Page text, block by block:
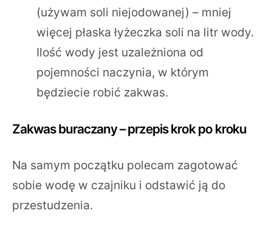
(używam soli niejodowanej) – mniej
więcej płaska łyżeczka soli na litr wody.
Ilość wody jest uzależniona od
pojemności naczynia, w którym
będziecie robić zakwas.
Zakwas buraczany – przepis krok po kroku
Na samym początku polecam zagotować
sobie wodę w czajniku i odstawić ją do
przestudzenia.